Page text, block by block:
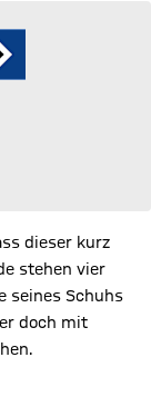
dieser kurz
stehen vier
seines Schuhs
doch mit